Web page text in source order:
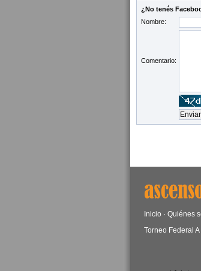
¿No tenés
Nombre:
Comentario:
Inicio · Quiénes
Torneo Federal A